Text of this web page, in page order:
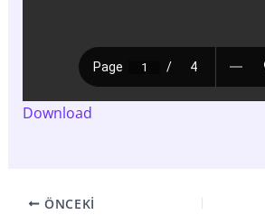
Download
ÖNCEKI